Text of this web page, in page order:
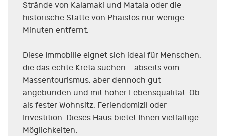
Strände von Kalamaki und Matala oder die
historische Stätte von Phaistos nur wenige
Minuten entfernt.
Diese Immobilie eignet sich ideal für Menschen,
die das echte Kreta suchen – abseits vom
Massentourismus, aber dennoch gut
angebunden und mit hoher Lebensqualität. Ob
als fester Wohnsitz, Feriendomizil oder
Investition: Dieses Haus bietet Ihnen vielfältige
Möglichkeiten.